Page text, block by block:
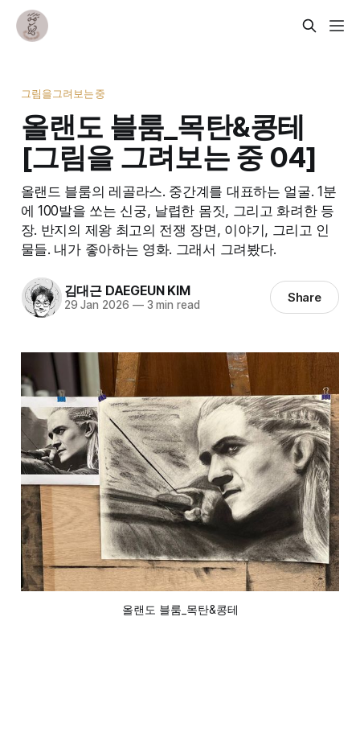
그림을그려보는중
올랜도 블룸_목탄&콩테
[그림을 그려보는 중 04]
올랜드 블룸의 레골라스. 중간계를 대표하는 얼굴. 1분
에 100발을 쏘는 신궁, 날렵한 몸짓, 그리고 화려한 등
장. 반지의 제왕 최고의 전쟁 장면, 이야기, 그리고 인
물들. 내가 좋아하는 영화. 그래서 그려봤다.
김대근 DAEGEUN KIM
29 Jan 2026 —3 min read Share
올랜도 블룸_목탄&콩테